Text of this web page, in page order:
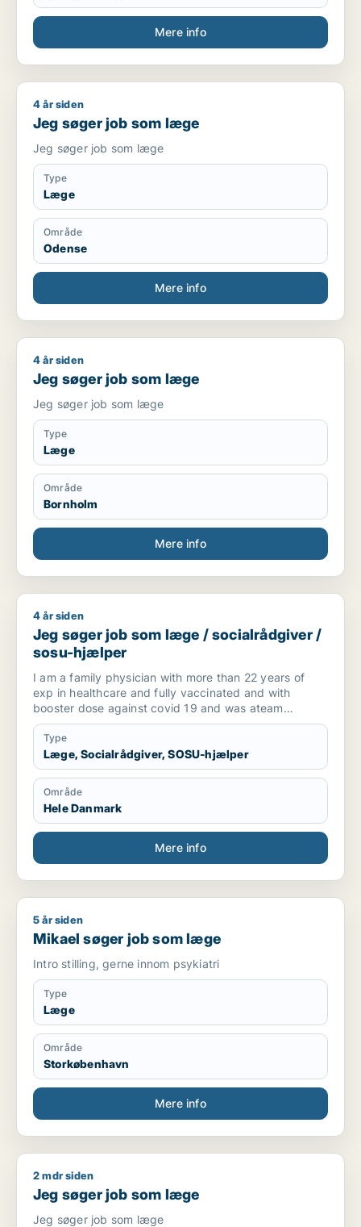
Mere info
Jeg søger job som læge
4 år siden
Jeg søger job som læge
Jeg søger job som læge
Type
Læge
Område
Odense
Mere info
Jeg søger job som læge
4 år siden
Jeg søger job som læge
Jeg søger job som læge
Type
Læge
Område
Bornholm
Mere info
Jeg søger job som læge / socialrådgiver / sosu-hjælper
4 år siden
Jeg søger job som læge / socialrådgiver /
sosu-hjælper
I am a family physician with more than 22 years of
exp in healthcare and fully vaccinated and with
booster dose against covid 19 and was ateam
manager in covid 19 management and vaccination
drive and have post graduate diploma in orthopedics
and trauma, and actively looking for Clinicial OR Non-
Clinical healthcare jobs in Denmark
Type
Læge, Socialrådgiver, SOSU-hjælper
Område
Hele Danmark
Mere info
Mikael søger job som læge
5 år siden
Mikael søger job som læge
Intro stilling, gerne innom psykiatri
Type
Læge
Område
Storkøbenhavn
Mere info
Jeg søger job som læge
2 mdr siden
Jeg søger job som læge
Jeg søger job som læge